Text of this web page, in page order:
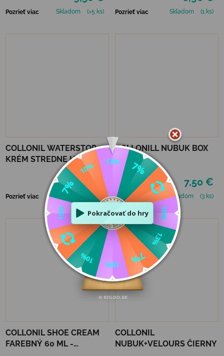
Pozrieť viac Skladom (>5 ks) Pozrieť viac Skladom (1 ks)
COLLONIL WATERSTOP
KRÉM STREDNE HNEDÝ 75
6,90 €
Pozrieť viac Skladom (2 ks)
COLLONILL NUBUK BOX
7,50 €
Pozrieť viac Skladom (3 ks)
COLLONIL SHOE CREAM
FAREBNÝ 60 ML -
COLLONIL
NUBUK+VELOURS ČIERNY